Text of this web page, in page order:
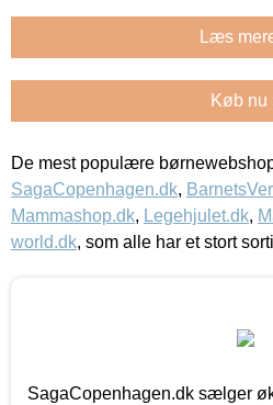
Læs
Køb nu
De mest populære
SagaCopenhagen.dk,
Mammashop.dk, Legehjulet.dk,
world.dk, som alle har et stort
SagaCopenhagen.dk sælger